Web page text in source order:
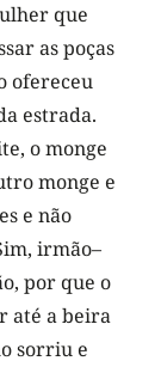
que
as poças
ofereceu
estrada.
o monge
monge e
e não
irmão–
por que o
até a beira
sorriu e